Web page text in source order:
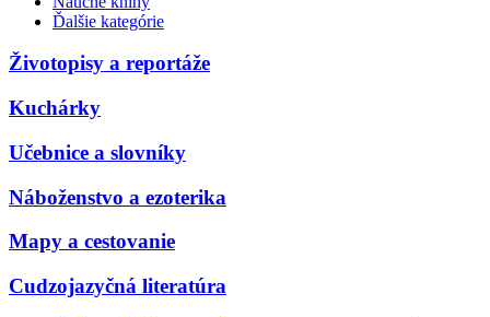
Ďalšie kategórie
Životopisy a reportáže
Kuchárky
Učebnice a slovníky
Náboženstvo a ezoterika
Mapy a cestovanie
Cudzojazyčná literatúra